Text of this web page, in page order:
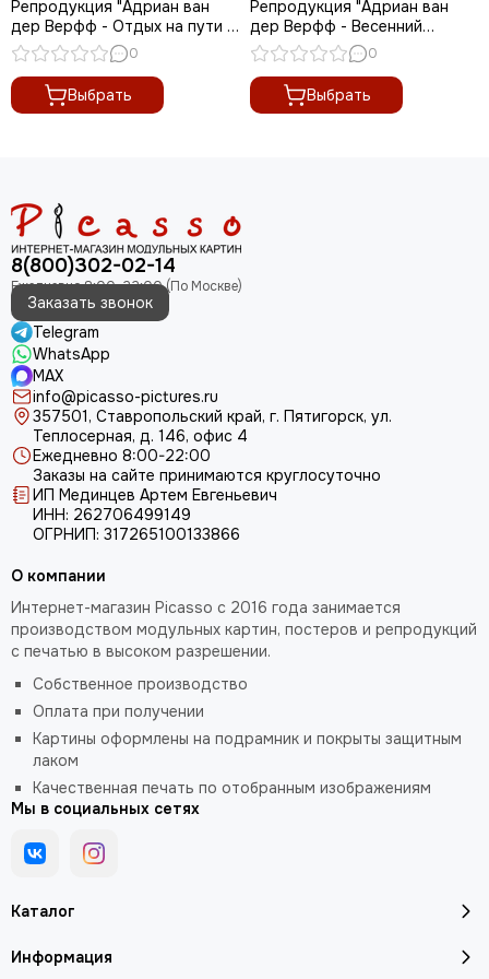
Василий Перов
Виктор Васнецов
Верне Клод Жозеф
Джона Аткинсона Гримшоу
Илья Репин
Казимир Малевич
Карел Дюжарден
Кес Ван Донген
Клод Моне
Константин Коровин
Константин Ухтомский
Леонардо Да Винчи
Леонид Афремов
Марк Шагал
Микеланджело Буонарроти
Николай Анохин
Отто Дикс
Пабло Пикассо
Питер Брейгель
Питер Пауль Рубенс
Поль Сезанн
Рембрандт
Сальвадор Дали
Татьяна Яблонская
Ян Ван Гоен
Эми Джадд
Густав Климт
Репродукция "Адриан ван
дер Верфф - Отдых на пути в
Египет"
0
Выбрать
Репродукция "Адриан ван
дер Верфф - Весенний
пейзаж"
0
Выбрать
8(800)302-02-14
Заказать звонок
Telegram
WhatsApp
MAX
info@picasso-pictures.ru
357501, Ставропольский край, г. Пятигорск, ул.
Теплосерная, д. 146, офис 4
Ежедневно 8:00-22:00
Заказы на сайте принимаются круглосуточно
ИП Мединцев Артем Евгеньевич
ИНН: 262706499149
ОГРНИП: 317265100133866
Каталог
Информация
О компании
Интернет-магазин Picasso с 2016 года занимается
производством модульных картин, постеров и репродукций
с печатью в высоком разрешении.
Собственное производство
Оплата при получении
Картины оформлены на подрамник и покрыты защитным
лаком
Качественная печать по отобранным изображениям
Мы в социальных сетях